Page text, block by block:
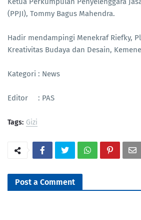
(PPJI), Tommy Bagus Mahendra.
Hadir mendampingi Menekraf Riefky,
Kreativitas Budaya dan Desain,
Kategori : News
Editor : PAS
Tags: Gizi
Post a Comment